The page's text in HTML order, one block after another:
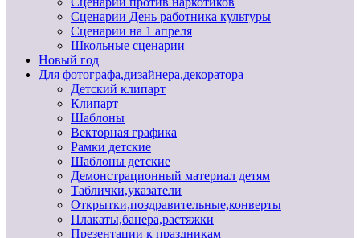
Сценарии День работника культуры
Сценарии на 1 апреля
Школьные сценарии
Новый год
Для фотографа,дизайнера,декоратора
Детский клипарт
Клипарт
Шаблоны
Векторная графика
Рамки детские
Шаблоны детские
Демонстрационный материал детям
Таблички,указатели
Открытки,поздравительные,конверты
Плакаты,банера,растяжки
Презентации к праздникам